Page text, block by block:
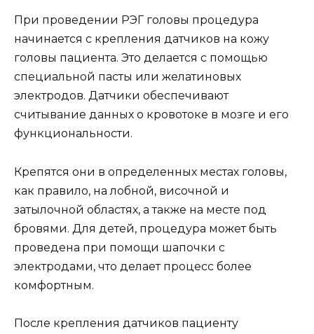
При проведении РЭГ головы процедура
начинается с крепления датчиков на кожу
головы пациента. Это делается с помощью
специальной пасты или желатиновых
электродов. Датчики обеспечивают
считывание данных о кровотоке в мозге и его
функциональности.
Крепятся они в определенных местах головы,
как правило, на лобной, височной и
затылочной областях, а также на месте под
бровями. Для детей, процедура может быть
проведена при помощи шапочки с
электродами, что делает процесс более
комфортным.
После крепления датчиков пациенту